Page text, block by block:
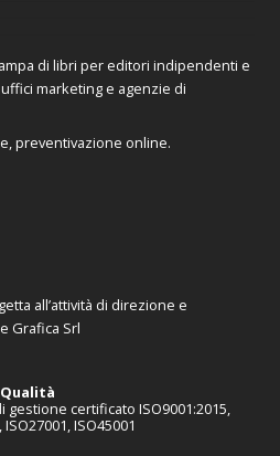
di libri per editori indipendenti e
marketing e agenzie di
preventivazione online.
all’attività di direzione e
Grafica Srl
gestione certificato ISO9001:2015,
ISO27001, ISO45001